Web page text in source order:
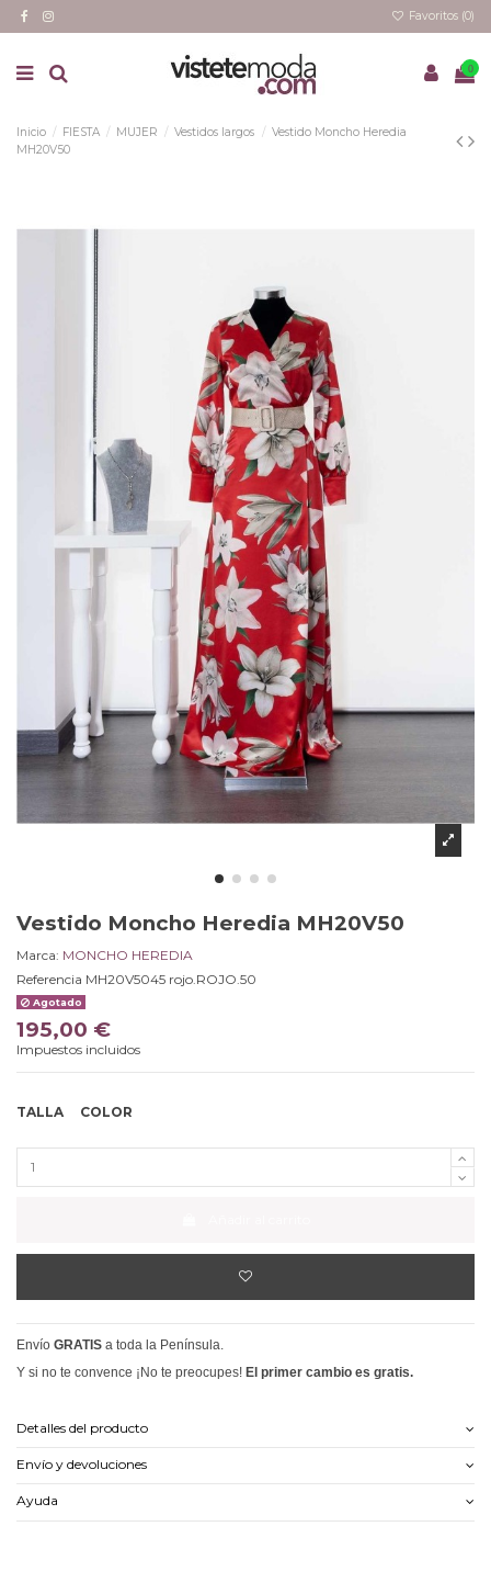
Favoritos (0)
0
Inicio FIESTA MUJER Vestidos largos
Vestido Moncho Heredia
MH20V50
Vestido Moncho Heredia MH20V50
Marca: MONCHO HEREDIA
Referencia MH20V5045 rojo.ROJO.50
Agotado
195,00 €
Impuestos incluidos
TALLA COLOR
Envío GRATIS a toda la Península.
Y si no te convence ¡No te preocupes! El primer cambio es gratis.
Detalles del producto
Envío y devoluciones
Ayuda